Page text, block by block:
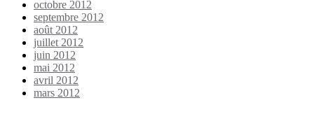
octobre 2012
septembre 2012
août 2012
juillet 2012
juin 2012
mai 2012
avril 2012
mars 2012